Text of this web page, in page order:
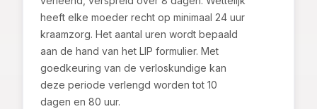
heeft elke moeder recht op minimaal 24 uur
kraamzorg. Het aantal uren wordt bepaald
aan de hand van het LIP formulier. Met
goedkeuring van de verloskundige kan
deze periode verlengd worden tot 10
dagen en 80 uur.